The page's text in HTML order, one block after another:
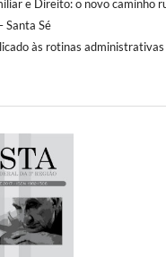
e Direito: o novo caminho
Santa Sé
às rotinas